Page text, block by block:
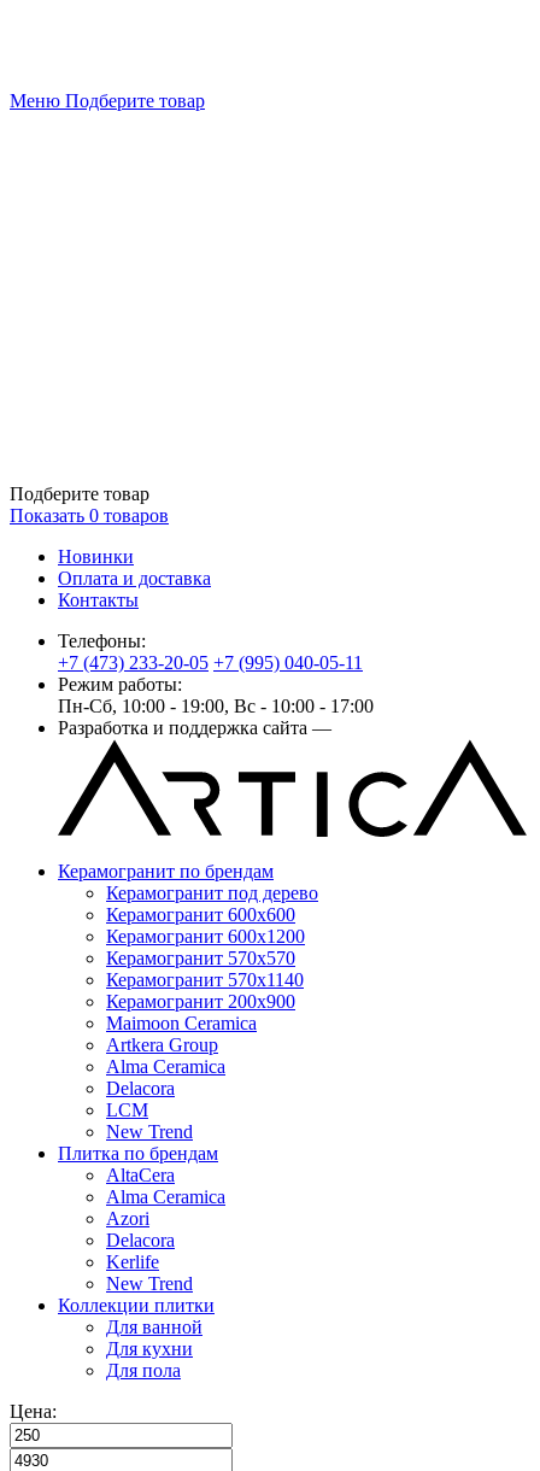
Меню Подберите товар
Подберите товар
Показать 0 товаров
Новинки
Оплата и доставка
Контакты
Телефоны:
+7 (473) 233-20-05 +7 (995) 040-05-11
Режим работы:
Пн-Сб, 10:00 - 19:00, Вс - 10:00 - 17:00
Разработка и поддержка сайта —
Керамогранит по брендам
Керамогранит под дерево
Керамогранит 600x600
Керамогранит 600x1200
Керамогранит 570x570
Керамогранит 570x1140
Керамогранит 200x900
Maimoon Ceramica
Artkera Group
Alma Ceramica
Delacora
LCM
New Trend
Плитка по брендам
AltaCera
Аlma Ceramica
Azori
Delacora
Kerlife
New Trend
Коллекции плитки
Для ванной
Для кухни
Для пола
Цена: